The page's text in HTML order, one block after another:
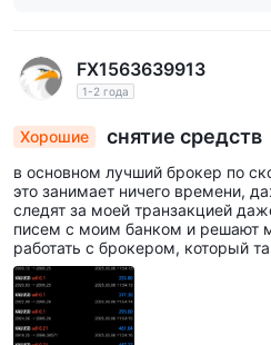
. Happy trading!”
FX1563639913
1-2 года
Хорошие снятие средств
в основном лучший брокер по
это занимает ничего времени,
следят за моей транзакцией
писем с моим банком и решают
работать с брокером, который